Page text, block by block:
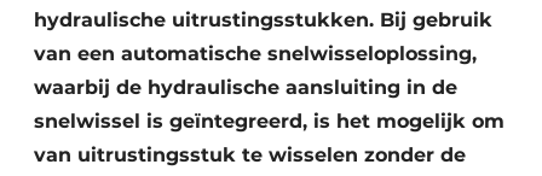
Duurzaamheid & Innovatie
Fundering
Kopen/Huren/Leasen
hydraulische uitrustingsstukken. Bij gebruik
van een automatische snelwisseloplossing,
waarbij de hydraulische aansluiting in de
snelwissel is geïntegreerd, is het mogelijk om
van uitrustingsstuk te wisselen zonder de